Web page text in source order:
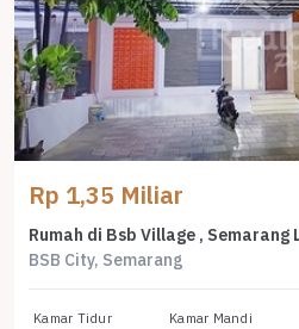
Rp 1,35 Miliar
Rumah di Bsb Village , Semarang
BSB City, Semarang
Kamar Tidur Kamar Mandi